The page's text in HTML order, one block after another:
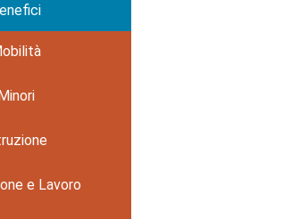
e Lavoro